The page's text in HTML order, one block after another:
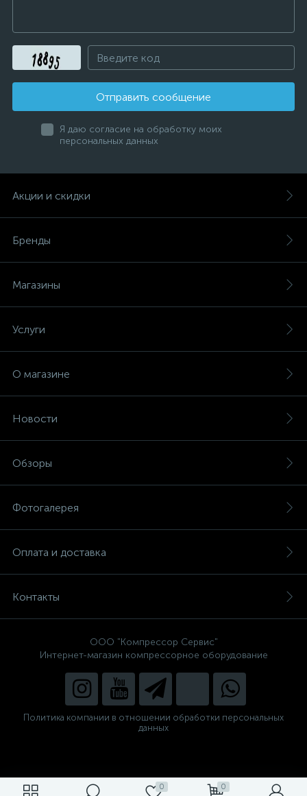
0 0
Отправить сообщение
Я даю согласие на обработку моих
персональных данных
Акции и скидки
Бренды
Магазины
Услуги
О магазине
Новости
Обзоры
Фотогалерея
Оплата и доставка
Контакты
ООО "Компрессор Сервис"
Интернет-магазин компрессорное оборудование
Политика компании в отношении обработки персональных
данных